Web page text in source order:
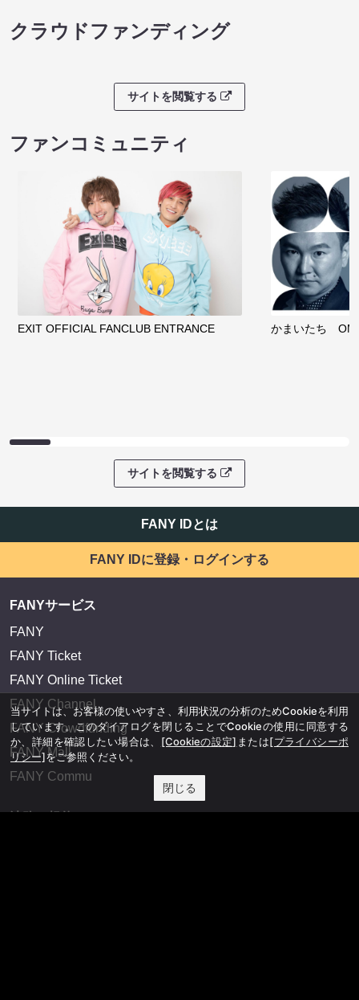
クラウドファンディング
サイトを閲覧する
ファンコミュニティ
EXIT OFFICIAL FANCLUB ENTRANCE かまいたち
サイトを閲覧する
FANY IDとは
FANY IDに登録・ログインする
FANYサービス
FANY
FANY Ticket
FANY Online Ticket
FANY Channel
FANY Crowdfunding
FANY Mall
FANY Commu
当サイトは、お客様の使いやすさ、利用状況の分析のためCookieを利用
しています。このダイアログを閉じることでCookieの使用に同意する
か、詳細を確認したい場合は、 [Cookieの設定] または[プライバシーポ
リシー]をご参照ください。
閉じる